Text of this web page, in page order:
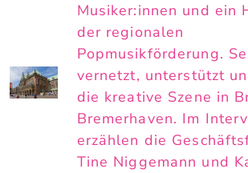
Musiker:innen und ein
der regionalen
Popmusikförderung.
vernetzt, unterstützt
die kreative Szene in
Bremerhaven. Im
erzählen die
Tine Niggemann und